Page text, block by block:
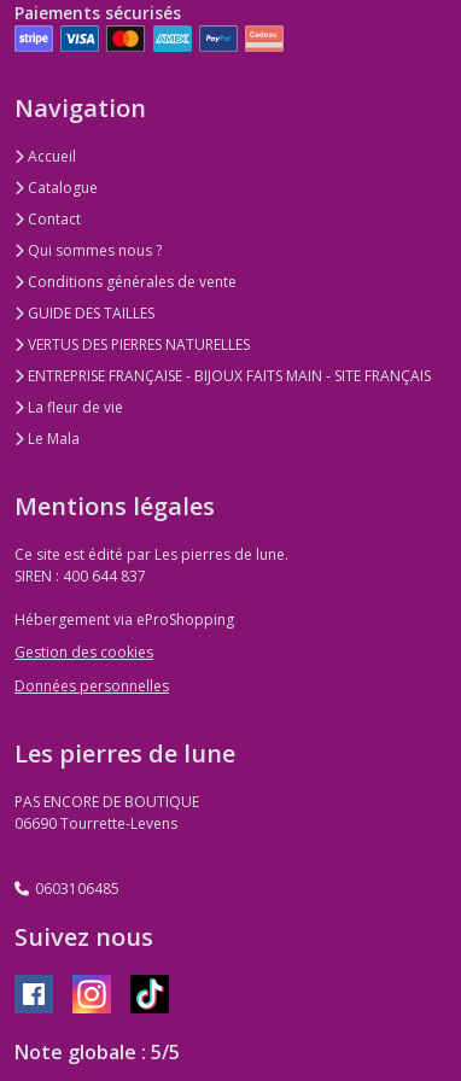
Paiements sécurisés
Navigation
Accueil
Catalogue
Contact
Qui sommes nous ?
Conditions générales de vente
GUIDE DES TAILLES
VERTUS DES PIERRES NATURELLES
ENTREPRISE FRANÇAISE - BIJOUX FAITS MAIN - SITE FRANÇAIS
La fleur de vie
Le Mala
Mentions légales
Ce site est édité par Les pierres de lune.
SIREN : 400 644 837
Hébergement via eProShopping
Gestion des cookies
Données personnelles
Les pierres de lune
PAS ENCORE DE BOUTIQUE
06690Tourrette-Levens
0603106485
Suivez nous
Note globale : 5/5